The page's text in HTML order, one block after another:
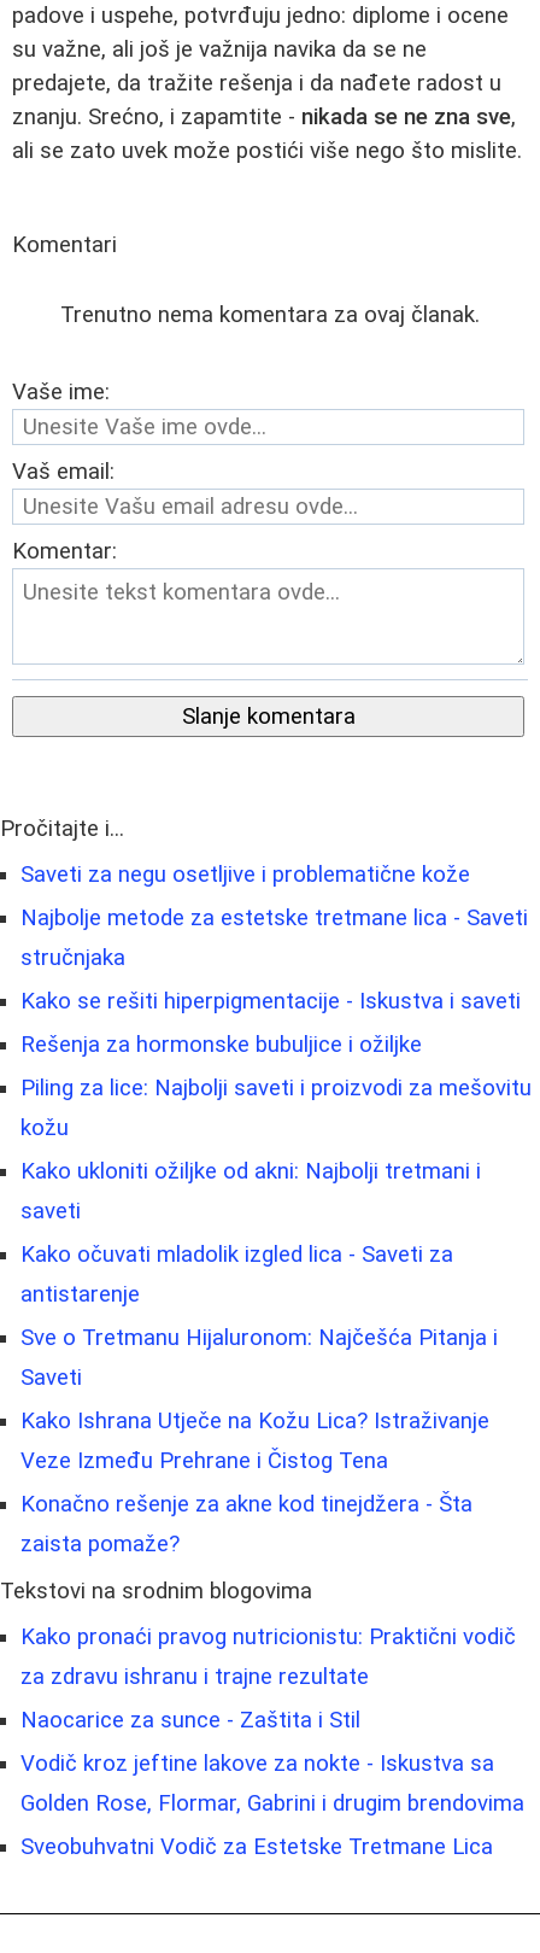
padove i uspehe, potvrđuju jedno: diplome i ocene
su važne, ali još je važnija navika da se ne
predajete, da tražite rešenja i da nađete radost u
znanju. Srećno, i zapamtite - nikada se ne zna sve,
ali se zato uvek može postići više nego što mislite.
Komentari
Trenutno nema komentara za ovaj članak.
Vaše ime:
Vaš email:
Komentar:
Slanje komentara
Pročitajte i...
Saveti za negu osetljive i problematične kože
Najbolje metode za estetske tretmane lica - Saveti
stručnjaka
Kako se rešiti hiperpigmentacije - Iskustva i saveti
Rešenja za hormonske bubuljice i ožiljke
Piling za lice: Najbolji saveti i proizvodi za mešovitu
kožu
Kako ukloniti ožiljke od akni: Najbolji tretmani i
saveti
Kako očuvati mladolik izgled lica - Saveti za
antistarenje
Sve o Tretmanu Hijaluronom: Najčešća Pitanja i
Saveti
Kako Ishrana Utječe na Kožu Lica? Istraživanje
Veze Između Prehrane i Čistog Tena
Konačno rešenje za akne kod tinejdžera - Šta
zaista pomaže?
Tekstovi na srodnim blogovima
Kako pronaći pravog nutricionistu: Praktični vodič
za zdravu ishranu i trajne rezultate
Naocarice za sunce - Zaštita i Stil
Vodič kroz jeftine lakove za nokte - Iskustva sa
Golden Rose, Flormar, Gabrini i drugim brendovima
Sveobuhvatni Vodič za Estetske Tretmane Lica